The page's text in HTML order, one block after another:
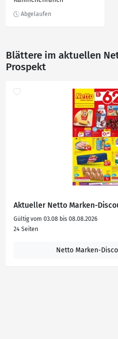
Blättere im aktuellen
Prospekt
Aktueller Netto Marken-
Gültig vom 03.08 bis 08.08.2026
24 Seiten
Netto Marken-